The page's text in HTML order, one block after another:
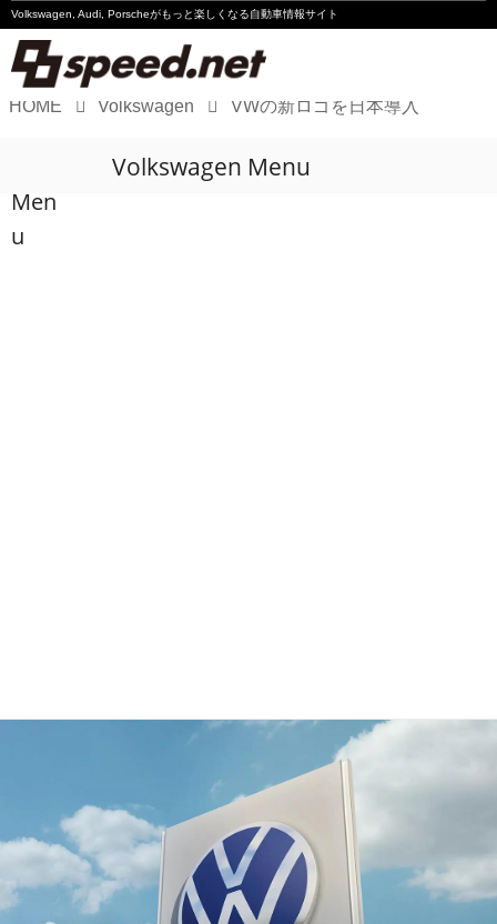
Volkswagen, Audi, Porscheがもっと楽しくなる自動車情報サイト
Audi
HOME Volkswagen VWの新ロゴを日本導入
Men
u
Volkswagen Menu